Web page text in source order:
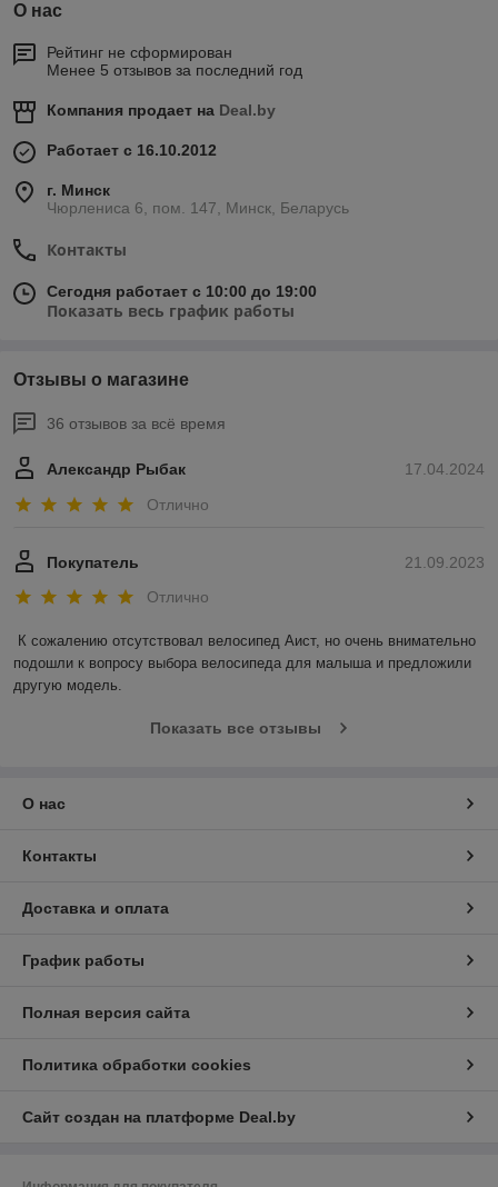
О нас
Рейтинг не сформирован
Менее 5 отзывов за последний год
Компания продает на Deal.by
Работает с 16.10.2012
г. Минск
Чюрлениса 6, пом. 147, Минск, Беларусь
Контакты
Сегодня работает с 10:00 до 19:00
Показать весь график работы
Отзывы о магазине
36 отзывов за всё время
17.04.2024
Александр Рыбак
Отлично
21.09.2023
Покупатель
Отлично
К сожалению отсутствовал велосипед Аист, но очень внимательно
подошли к вопросу выбора велосипеда для малыша и предложили
другую модель.
Показать все отзывы
О нас
Контакты
Доставка и оплата
График работы
Полная версия сайта
Политика обработки cookies
Сайт создан на платформе Deal.by